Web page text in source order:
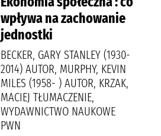
wpływa na zachowanie
jednostki
BECKER, GARY STANLEY (1930-
2014) AUTOR, MURPHY, KEVIN
MILES (1958- ) AUTOR, KRZAK,
MACIEJ TŁUMACZENIE,
WYDAWNICTWO NAUKOWE
PWN